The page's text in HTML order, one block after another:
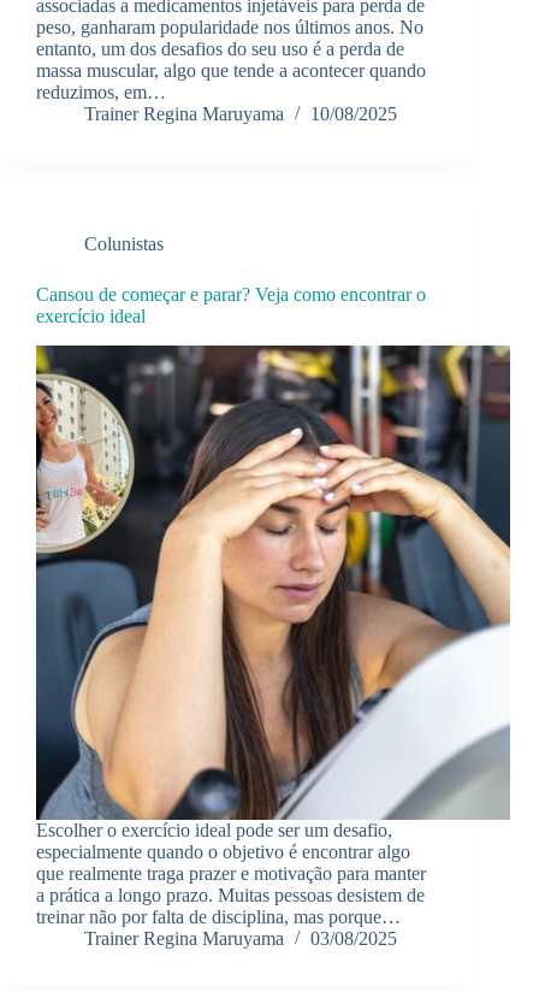
associadas a medicamentos injetáveis para perda de
peso, ganharam popularidade nos últimos anos. No
entanto, um dos desafios do seu uso é a perda de
massa muscular, algo que tende a acontecer quando
reduzimos, em…
Trainer Regina Maruyama
10/08/2025
Colunistas
Cansou de começar e parar? Veja como encontrar o
exercício ideal
Escolher o exercício ideal pode ser um desafio,
especialmente quando o objetivo é encontrar algo
que realmente traga prazer e motivação para manter
a prática a longo prazo. Muitas pessoas desistem de
treinar não por falta de disciplina, mas porque…
Trainer Regina Maruyama
03/08/2025